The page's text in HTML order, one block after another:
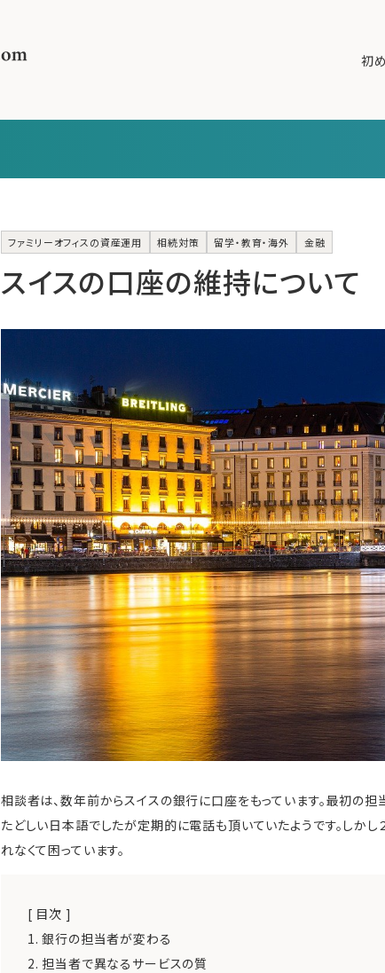
初
ファミリーオフィスの資産運用 相続対策 留学・教育・海外 金融
スイスの口座の維持について
相談者は、数年前からスイスの銀行に口座をもっています。最初の
たどしい日本語でしたが定期的に電話も頂いていたようです。しか
れなくて困っています。
[ 目次 ]
1. 銀行の担当者が変わる
2. 担当者で異なるサービスの質